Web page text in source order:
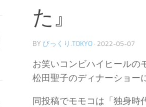
た』
BY びっくり.TOKYO · 2022-05-07
お笑いコンビハイヒールの
松田聖子のディナーショー
同投稿でモモコは「独身時